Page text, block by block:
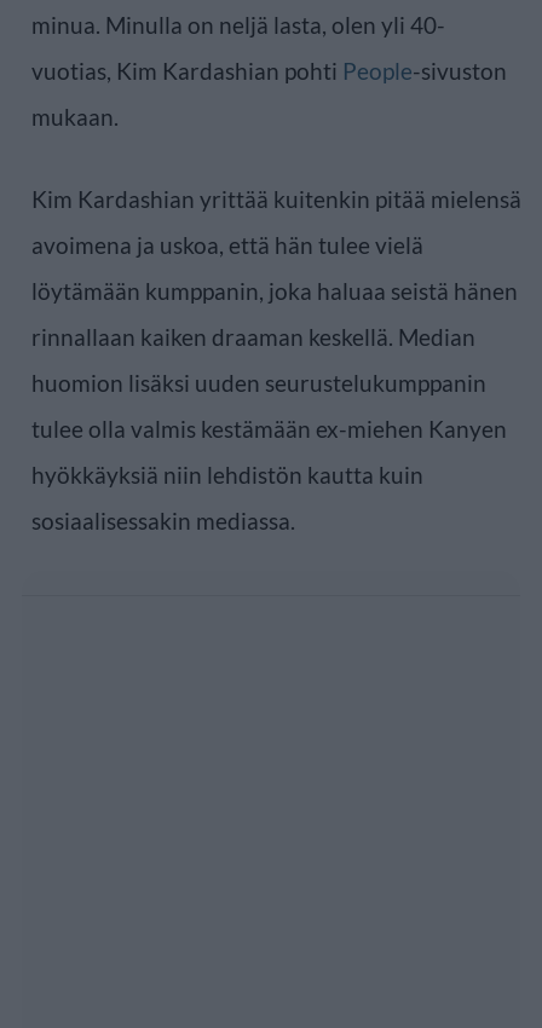
minua. Minulla on neljä lasta, olen yli 40-
vuotias, Kim Kardashian pohti People-sivuston
mukaan.
Kim Kardashian yrittää kuitenkin pitää mielensä
avoimena ja uskoa, että hän tulee vielä
löytämään kumppanin, joka haluaa seistä hänen
rinnallaan kaiken draaman keskellä. Median
huomion lisäksi uuden seurustelukumppanin
tulee olla valmis kestämään ex-miehen Kanyen
hyökkäyksiä niin lehdistön kautta kuin
sosiaalisessakin mediassa.